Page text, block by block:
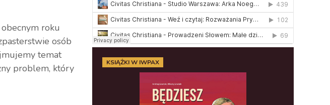
obecnym roku
osób
temat
problem, który
KSIĄŻKI W IWPAX